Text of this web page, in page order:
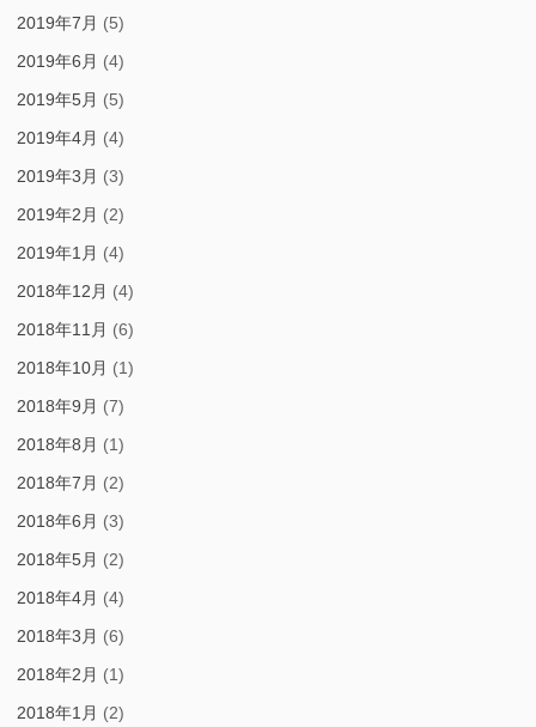
2019年7月 (5)
2019年6月 (4)
2019年5月 (5)
2019年4月 (4)
2019年3月 (3)
2019年2月 (2)
2019年1月 (4)
2018年12月 (4)
2018年11月 (6)
2018年10月 (1)
2018年9月 (7)
2018年8月 (1)
2018年7月 (2)
2018年6月 (3)
2018年5月 (2)
2018年4月 (4)
2018年3月 (6)
2018年2月 (1)
2018年1月 (2)